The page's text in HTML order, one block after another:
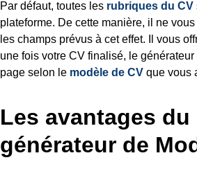
Par défaut, toutes les rubriques du CV
plateforme. De cette manière, il ne
les champs prévus à cet effet. Il vous
une fois votre CV finalisé, le
page selon le modèle de CV que vous
Les avantages du
générateur de